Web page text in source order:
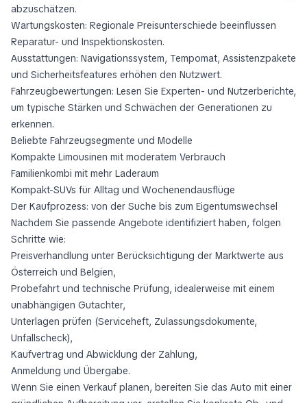
abzuschätzen.
Wartungskosten: Regionale Preisunterschiede beeinflussen
Reparatur- und Inspektionskosten.
Ausstattungen: Navigationssystem, Tempomat, Assistenzpakete
und Sicherheitsfeatures erhöhen den Nutzwert.
Fahrzeugbewertungen: Lesen Sie Experten- und Nutzerberichte,
um typische Stärken und Schwächen der Generationen zu
erkennen.
Beliebte Fahrzeugsegmente und Modelle
Kompakte Limousinen mit moderatem Verbrauch
Familienkombi mit mehr Laderaum
Kompakt-SUVs für Alltag und Wochenendausflüge
Der Kaufprozess: von der Suche bis zum Eigentumswechsel
Nachdem Sie passende Angebote identifiziert haben, folgen
Schritte wie:
Preisverhandlung unter Berücksichtigung der Marktwerte aus
Österreich und Belgien,
Probefahrt und technische Prüfung, idealerweise mit einem
unabhängigen Gutachter,
Unterlagen prüfen (Serviceheft, Zulassungsdokumente,
Unfallscheck),
Kaufvertrag und Abwicklung der Zahlung,
Anmeldung und Übergabe.
Wenn Sie einen Verkauf planen, bereiten Sie das Auto mit einer